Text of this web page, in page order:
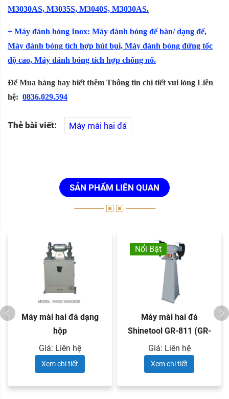
M3030AS, M3035S, M3040S, M3030AS.
+ Máy đánh bóng Inox: Máy đánh bóng để bàn/ dạng đế,
Máy đánh bóng tích hợp hút bụi, Máy đánh bóng đứng tốc
độ cao, Máy đánh bóng tích hợp chống nổ.
Để Mua hàng hay biết thêm Thông tin chi tiết vui lòng Liên
hệ: 0836.029.594
Thẻ bài viết: Máy mài hai đá
SẢN PHẨM LIÊN QUAN
Máy mài hai đá dạng
hộp
Giá: Liên hệ
Xem chi tiết
Nổi Bật
Máy mài hai đá
Shinetool GR-811 (GR-
801) ...
Giá: Liên hệ
Xem chi tiết